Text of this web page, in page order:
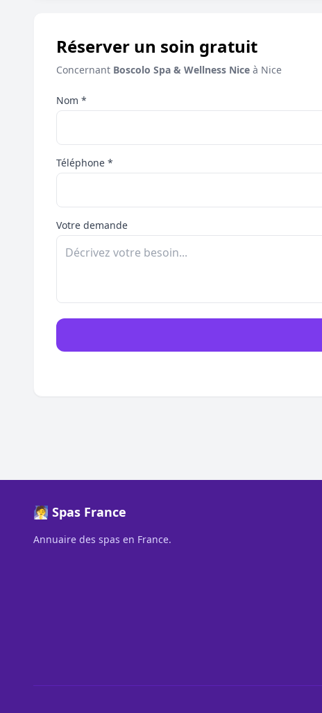
Réserver un soin gratuit
Concernant Boscolo Spa & Wellness Nice à Nice
Nom *
Téléphone *
Votre demande
🧖 Spas France
Annuaire des spas en France.